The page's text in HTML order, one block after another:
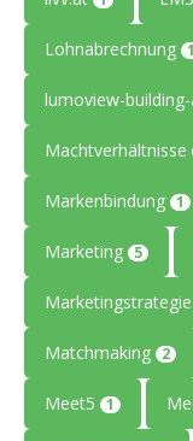
Lohnabrechnung
lumoview-
Machtverhältnisse
Markenbindung 1
Marketing 5
Marketingstrategie
Matchmaking 2
Meet5 1